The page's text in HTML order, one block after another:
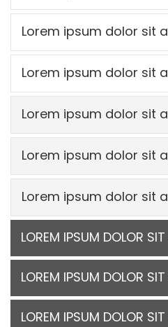
Lorem ipsum dolor sit
Lorem ipsum dolor sit
Lorem ipsum dolor sit
Lorem ipsum dolor sit
Lorem ipsum dolor sit
LOREM IPSUM DOLOR
LOREM IPSUM DOLOR
LOREM IPSUM DOLOR